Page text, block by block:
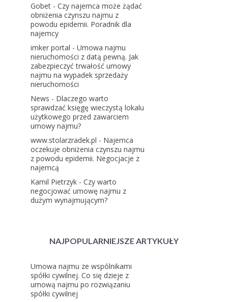
Gobet - Czy najemca może żądać
obniżenia czynszu najmu z
powodu epidemii. Poradnik dla
najemcy
imker portal - Umowa najmu
nieruchomości z datą pewną. Jak
zabezpieczyć trwałość umowy
najmu na wypadek sprzedaży
nieruchomości
News - Dlaczego warto
sprawdzać księgę wieczystą lokalu
użytkowego przed zawarciem
umowy najmu?
www.stolarzradek.pl - Najemca
oczekuje obniżenia czynszu najmu
z powodu epidemii. Negocjacje z
najemcą
Kamil Pietrzyk - Czy warto
negocjować umowę najmu z
dużym wynajmującym?
NAJPOPULARNIEJSZE ARTYKUŁY
Umowa najmu ze wspólnikami
spółki cywilnej. Co się dzieje z
umową najmu po rozwiązaniu
spółki cywilnej